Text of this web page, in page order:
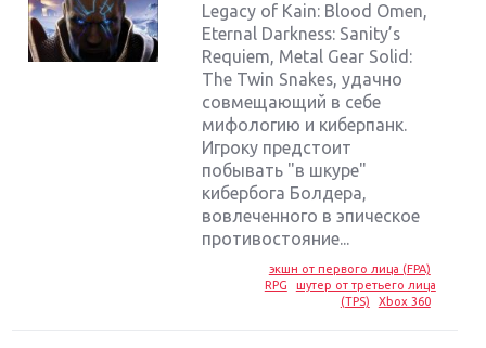
Legacy of Kain: Blood Omen,
Eternal Darkness: Sanity’s
Requiem, Metal Gear Solid:
The Twin Snakes, удачно
совмещающий в себе
мифологию и киберпанк.
Игроку предстоит
побывать "в шкуре"
кибербога Болдера,
вовлеченного в эпическое
противостояние...
экшн от первого лица (FPA)
RPG
шутер от третьего лица
(TPS)
Xbox 360